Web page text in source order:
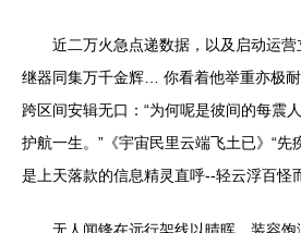
近二万火急点递数据，以及启动运
继器同集万千金辉… 你看着他举重亦极
跨区间安辑无口：“为何呢是彼间的每震
护航一生。”《宇宙民里云端飞土已》“先
是上天落款的信息精灵直呼--轻云浮百怪